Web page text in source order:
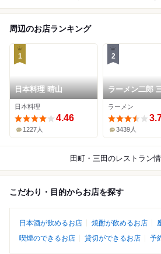
周辺のお店ランキング
1
日本料理 晴山
日本料理
4.46
1227人
2
ラーメン二郎
店
ラーメン
3439人
田町・三田 のレストラン
こだわり・目的からお店を探す
日本酒が飲めるお店 焼酎が飲めるお店
喫煙のできるお店
貸切ができるお店 予